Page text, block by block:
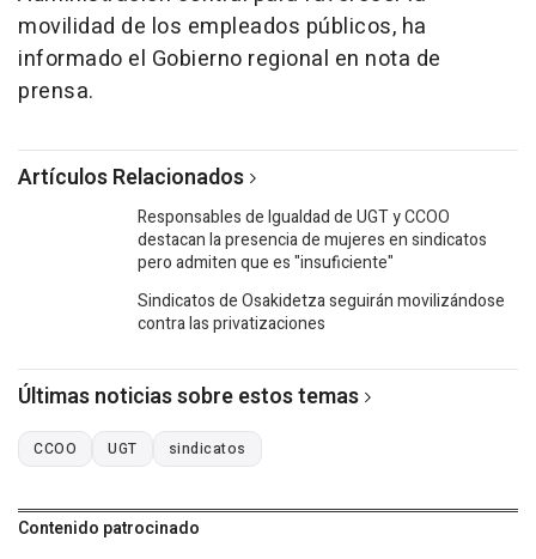
movilidad de los empleados públicos, ha
informado el Gobierno regional en nota de
prensa.
Artículos Relacionados
Responsables de Igualdad de UGT y CCOO
destacan la presencia de mujeres en sindicatos
pero admiten que es "insuficiente"
Sindicatos de Osakidetza seguirán movilizándose
contra las privatizaciones
Últimas noticias sobre estos temas
CCOO UGT sindicatos
Contenido patrocinado